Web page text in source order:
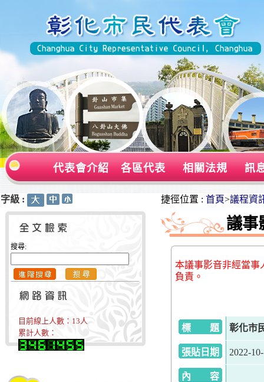
代表會介紹 各區代表 相關法規 訊
字級 :
搜尋:
目前線上人數： 13人
累計人數：
捷徑位置 : 首頁>議程資
議事
本議事影音非經當事
負責。
標 題 彰化市
張貼日期 2022-
內 容